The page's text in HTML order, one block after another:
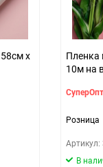
Пленка
10м на
СуперОпт
Розница
В